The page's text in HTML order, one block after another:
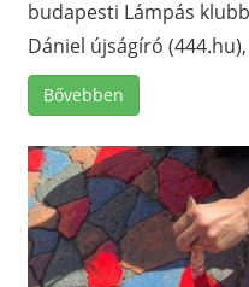
budapesti Lámpás
Dániel újságíró (444.hu),
Bővebben